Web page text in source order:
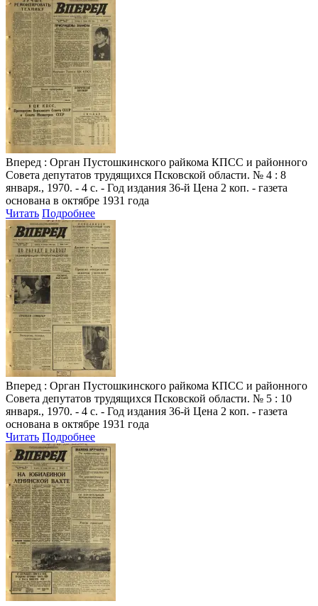
Вперед : Орган Пустошкинского райкома КПСС и районного
Совета депутатов трудящихся Псковской области. № 4 : 8
января., 1970. - 4 с. - Год издания 36-й Цена 2 коп. - газета
основана в октябре 1931 года
Читать Подробнее
Вперед : Орган Пустошкинского райкома КПСС и районного
Совета депутатов трудящихся Псковской области. № 5 : 10
января., 1970. - 4 с. - Год издания 36-й Цена 2 коп. - газета
основана в октябре 1931 года
Читать Подробнее